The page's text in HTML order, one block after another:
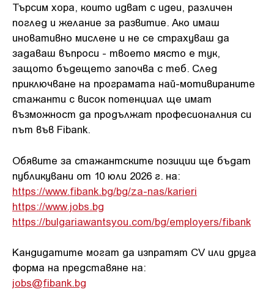
Търсим хора, които идват с идеи, различен
поглед и желание за развитие. Ако имаш
иновативно мислене и не се страхуваш да
задаваш въпроси - твоето място е тук,
защото бъдещето започва с теб. След
приключване на програмата най-мотивираните
стажанти с висок потенциал ще имат
възможност да продължат професионалния си
път във Fibank.
Обявите за стажантските позиции ще бъдат
публикувани от 10 юли 2026 г. на:
https://www.fibank.bg/bg/za-nas/karieri
https://www.jobs.bg
https://bulgariawantsyou.com/bg/employers/fibank
Кандидатите могат да изпратят CV или друга
форма на представяне на:
jobs@fibank.bg